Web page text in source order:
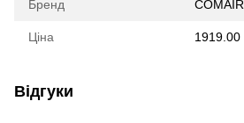
Бренд COMAIR
Ціна 1919.00
Відгуки